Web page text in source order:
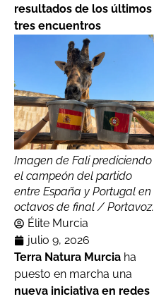
resultados de los últimos
tres encuentros
Imagen de Fali prediciendo
el campeón del partido
entre España y Portugal en
octavos de final / Portavoz.
Élite Murcia
julio 9, 2026
Terra Natura Murcia ha
puesto en marcha una
nueva iniciativa en redes